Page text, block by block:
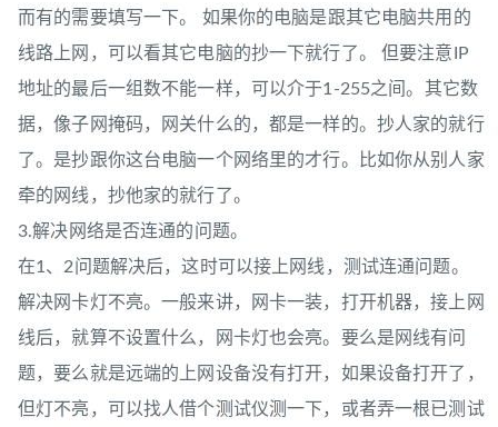
而有的需要填写一下。 如果你的电脑是跟其它电脑共用的
线路上网，可以看其它电脑的抄一下就行了。 但要注意IP
地址的最后一组数不能一样，可以介于1-255之间。其它数
据，像子网掩码，网关什么的，都是一样的。抄人家的就行
了。是抄跟你这台电脑一个网络里的才行。比如你从别人家
牵的网线，抄他家的就行了。
3.解决网络是否连通的问题。
在1、2问题解决后，这时可以接上网线，测试连通问题。
解决网卡灯不亮。一般来讲，网卡一装，打开机器，接上网
线后，就算不设置什么，网卡灯也会亮。要么是网线有问
题，要么就是远端的上网设备没有打开，如果设备打开了，
但灯不亮，可以找人借个测试仪测一下，或者弄一根已测试